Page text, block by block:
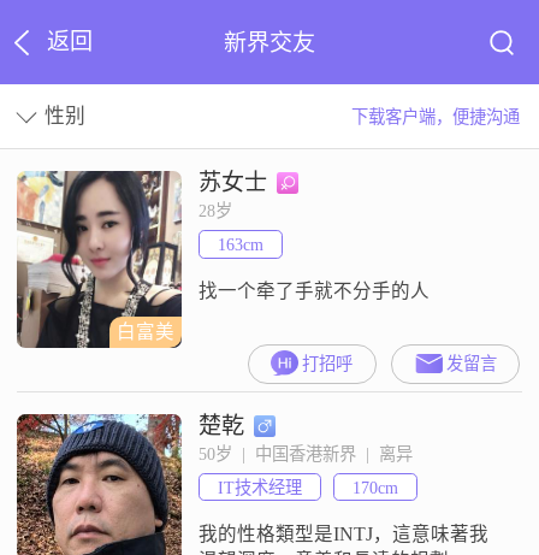
返回 新界交友
性别 下载客户端，便捷沟通
白富美
苏女士
28岁
163cm
找一个牵了手就不分手的人
打招呼 发留言
楚乾
50岁  |  中国香港新界  |  离异
IT技术经理
170cm
我的性格類型是INTJ，這意味著我